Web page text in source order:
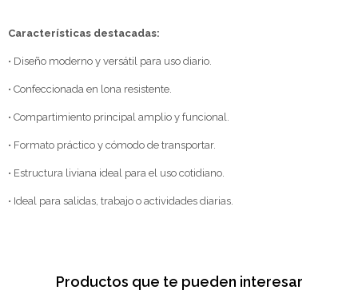
Características destacadas:
• Diseño moderno y versátil para uso diario.
• Confeccionada en lona resistente.
• Compartimiento principal amplio y funcional.
• Formato práctico y cómodo de transportar.
• Estructura liviana ideal para el uso cotidiano.
• Ideal para salidas, trabajo o actividades diarias.
Productos que te pueden interesar